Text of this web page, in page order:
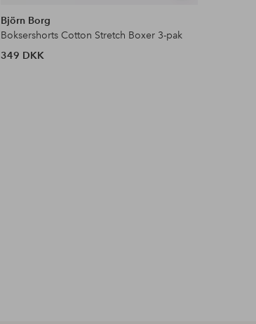
Björn Borg
Boksershorts Cotton Stretch Boxer 3-pak
349 DKK